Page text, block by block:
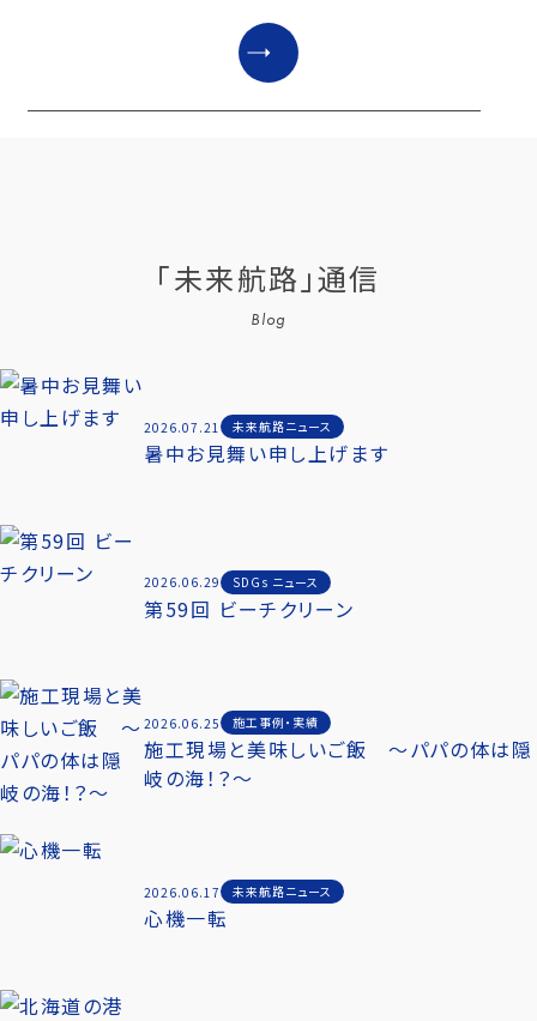
「未来航路」通信
Blog
2026.07.21 未来航路ニュース
暑中お見舞い申し上げます
2026.06.29 SDGs ニュース
第59回 ビーチクリーン
2026.06.25 施工事例・実績
施工現場と美味しいご飯 ～パパの体は隠
岐の海！？～
2026.06.17 未来航路ニュース
心機一転